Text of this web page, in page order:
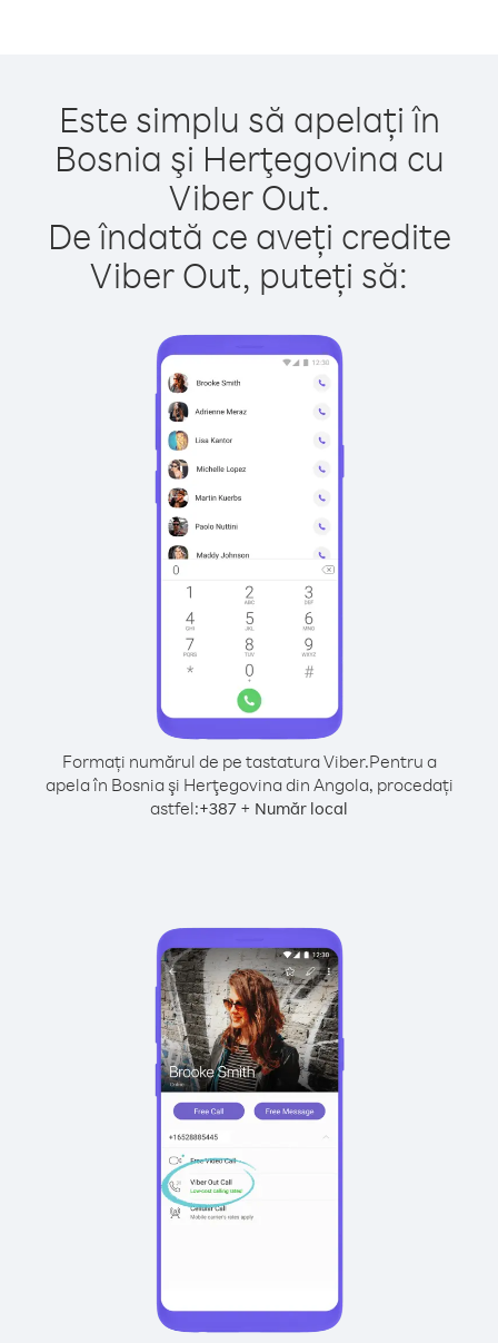
Este simplu să apelați în
Bosnia şi Herţegovina cu
Viber Out.
De îndată ce aveți credite
Viber Out, puteți să:
Formați numărul de pe tastatura Viber.Pentru a
apela în Bosnia şi Herţegovina din Angola, procedați
astfel:+387 + Număr local